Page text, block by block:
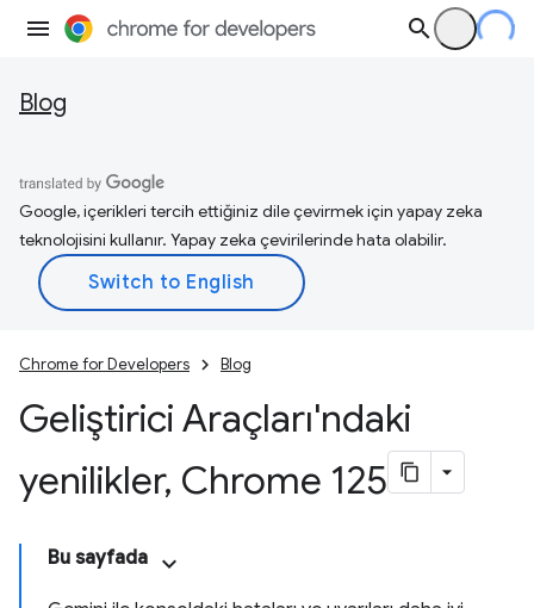
Blog
Google, içerikleri tercih ettiğiniz dile çevirmek için yapay zeka
teknolojisini kullanır. Yapay zeka çevirilerinde hata olabilir.
Chrome for Developers Blog
Geliştirici Araçları'ndaki
yenilikler, Chrome 125
Bu sayfada